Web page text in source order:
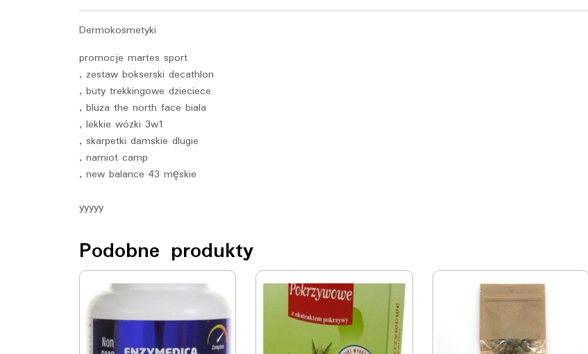
Dermokosmetyki
promocje martes sport
, zestaw bokserski decathlon
, buty trekkingowe dzieciece
, bluza the north face biala
, lekkie wózki 3w1
, skarpetki damskie dlugie
, namiot camp
, new balance 43 męskie
yyyyy
Podobne produkty